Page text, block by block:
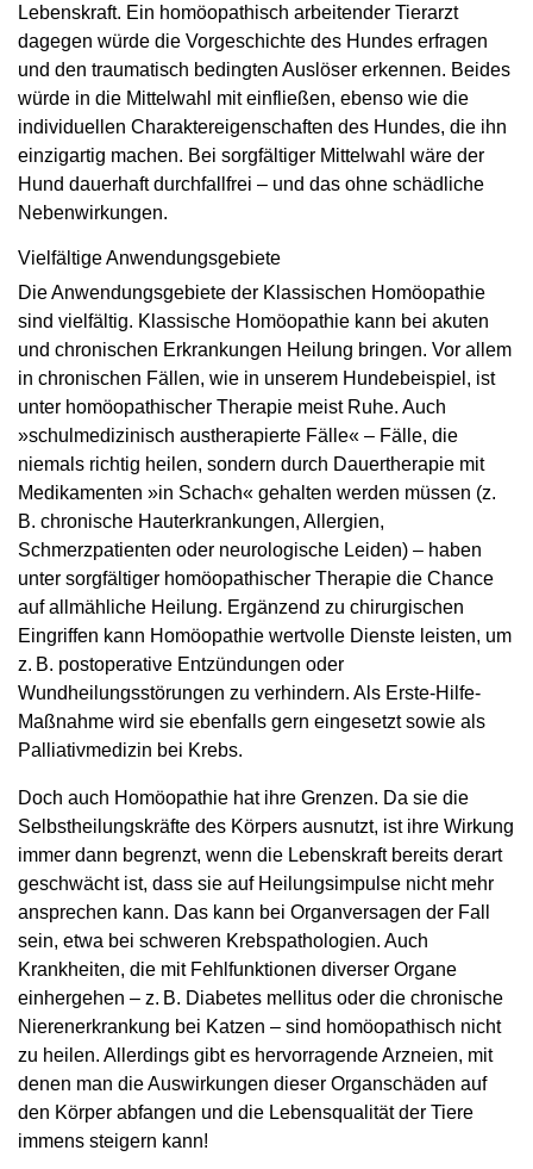
Lebenskraft. Ein homöopathisch arbeitender Tierarzt
dagegen würde die Vorgeschichte des Hundes erfragen
und den traumatisch bedingten Auslöser erkennen. Beides
würde in die Mittelwahl mit einfließen, ebenso wie die
individuellen Charaktereigenschaften des Hundes, die ihn
einzigartig machen. Bei sorgfältiger Mittelwahl wäre der
Hund dauerhaft durchfallfrei – und das ohne schädliche
Nebenwirkungen.
Vielfältige Anwendungsgebiete
Die Anwendungsgebiete der Klassischen Homöopathie
sind vielfältig. Klassische Homöopathie kann bei akuten
und chronischen Erkrankungen Heilung bringen. Vor allem
in chronischen Fällen, wie in unserem Hundebeispiel, ist
unter homöopathischer Therapie meist Ruhe. Auch
»schulmedizinisch austherapierte Fälle« – Fälle, die
niemals richtig heilen, sondern durch Dauer­therapie mit
Medikamenten »in Schach« gehalten werden müssen (z.
B. chronische Haut­erkrankungen, Allergien,
Schmerzpatienten oder neurologische Leiden) – haben
unter sorgfältiger homöopathischer Therapie die Chance
auf allmähliche Heilung. Ergänzend zu chirurgischen
Eingriffen kann Homöopathie wertvolle Dienste leisten, um
z. B. postoperative Entzündungen oder
Wundheilungsstörungen zu verhindern. Als Erste-Hilfe-
Maßnahme wird sie ebenfalls gern eingesetzt sowie als
Palliativmedizin bei Krebs.
Doch auch Homöopathie hat ihre Grenzen. Da sie die
Selbstheilungskräfte des Körpers ausnutzt, ist ihre Wirkung
immer dann begrenzt, wenn die Lebenskraft bereits derart
geschwächt ist, dass sie auf Heilungsimpulse nicht mehr
ansprechen kann. Das kann bei Organversagen der Fall
sein, etwa bei schweren Krebspathologien. Auch
Krankheiten, die mit Fehlfunktionen diverser Organe
einhergehen – z. B. Diabetes mellitus oder die chronische
Nierenerkrankung bei Katzen – sind homöopathisch nicht
zu heilen. Allerdings gibt es hervorragende Arzneien, mit
denen man die Auswirkungen dieser Organschäden auf
den Körper abfangen und die Lebensqualität der Tiere
immens steigern kann!